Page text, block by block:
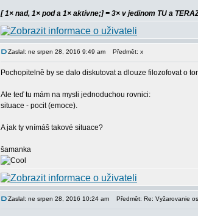
[ 1× nad, 1× pod a 1× aktívne;] = 3× v jedinom TU a
Zaslal: ne srpen 28, 2016 9:49 am Předmět: x
Pochopitelně by se dalo diskutovat a dlouze filozofovat o
Ale teď tu mám na mysli jednoduchou rovnici:
situace - pocit (emoce).
A jak ty vnímáš takové situace?
šamanka
Zaslal: ne srpen 28, 2016 10:24 am Předmět: Re: Vyžarovanie